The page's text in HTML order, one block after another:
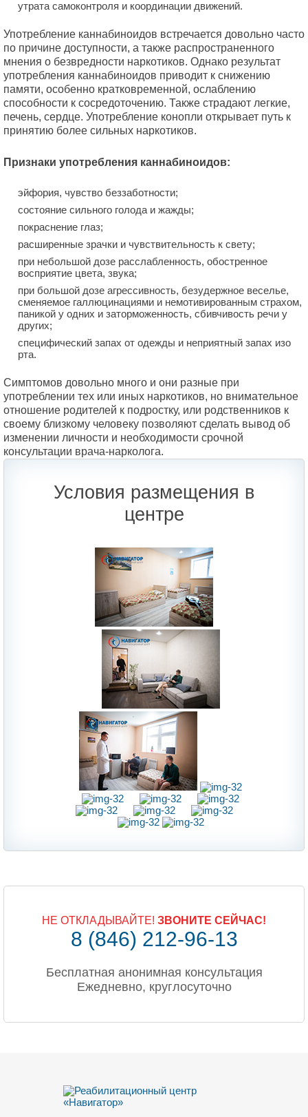
утрата самоконтроля и координации движений.
Употребление каннабиноидов встречается довольно часто
по причине доступности, а также распространенного
мнения о безвредности наркотиков. Однако результат
употребления каннабиноидов приводит к снижению
памяти, особенно кратковременной, ослаблению
способности к сосредоточению. Также страдают легкие,
печень, сердце. Употребление конопли открывает путь к
принятию более сильных наркотиков.
Признаки употребления каннабиноидов:
эйфория, чувство беззаботности;
состояние сильного голода и жажды;
покраснение глаз;
расширенные зрачки и чувствительность к свету;
при небольшой дозе расслабленность, обостренное
восприятие цвета, звука;
при большой дозе агрессивность, безудержное веселье,
сменяемое галлюцинациями и немотивированным страхом,
паникой у одних и заторможенность, сбивчивость речи у
других;
специфический запах от одежды и неприятный запах изо
рта.
Симптомов довольно много и они разные при
употреблении тех или иных наркотиков, но внимательное
отношение родителей к подростку, или родственников к
своему близкому человеку позволяют сделать вывод об
изменении личности и необходимости срочной
консультации врача-нарколога.
Условия размещения в
центре
НЕ ОТКЛАДЫВАЙТЕ! ЗВОНИТЕ СЕЙЧАС!
8 (846) 212-96-13
Бесплатная анонимная консультация
Ежедневно, круглосуточно